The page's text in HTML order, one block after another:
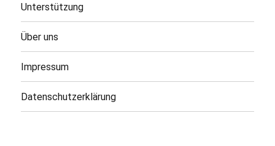
Unterstützung
Über uns
Impressum
Datenschutzerklärung